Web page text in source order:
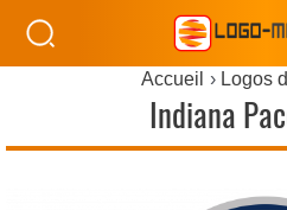
Accueil Logos
Indiana